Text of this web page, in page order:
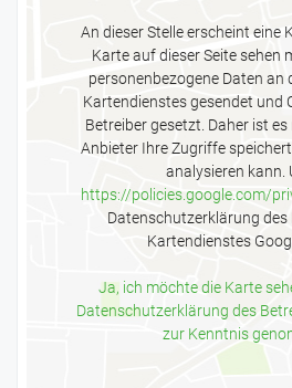
An dieser Stelle erscheint eine
Karte auf dieser Seite sehen
personenbezogene Daten an
Kartendienstes gesendet und
Betreiber gesetzt. Daher ist
Anbieter Ihre Zugriffe
analysieren kann.
https://policies.google.com/
Datenschutzerklärung des
Kartendienstes
Ja, ich möchte die Karte
Datenschutzerklärung des
zur Kenntnis